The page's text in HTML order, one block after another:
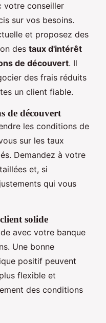
votre conseiller
sur vos besoins.
et proposez des
des taux d'intérêt
de découvert. Il
des frais réduits
un client fiable.
de découvert
les conditions de
sur les taux
Demandez à votre
et, si
qui vous
solide
avec votre banque
Une bonne
positif peuvent
flexible et
des conditions